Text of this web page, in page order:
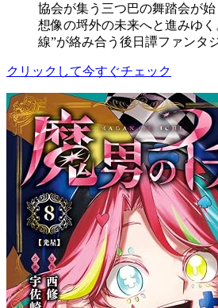
協会が集う三つ巴の舞踏会が始
想像の埒外の未来へと進みゆ
線”が絡み合う後日譚ファンタ
クリックして今すぐチェック